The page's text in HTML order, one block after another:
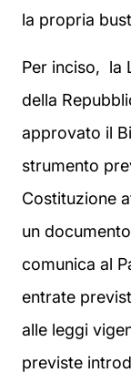
la propria
Per inciso, la
della
approvato il
strumento
Costituzione
un
comunica al
entrate
alle leggi
previste